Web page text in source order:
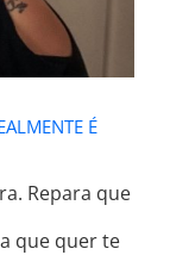
É
Repara que
que quer te